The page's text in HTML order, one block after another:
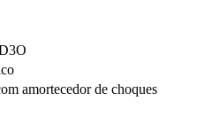
amortecedor de choques